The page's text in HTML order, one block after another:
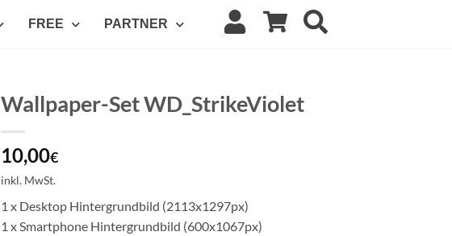
FREE PARTNER
Wallpaper-Set WD_StrikeViolet
10,00€
inkl. MwSt.
1 x Desktop Hintergrundbild (2113x1297px)
1 x Smartphone Hintergrundbild (600x1067px)